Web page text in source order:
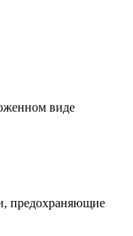
виде
предохраняющие